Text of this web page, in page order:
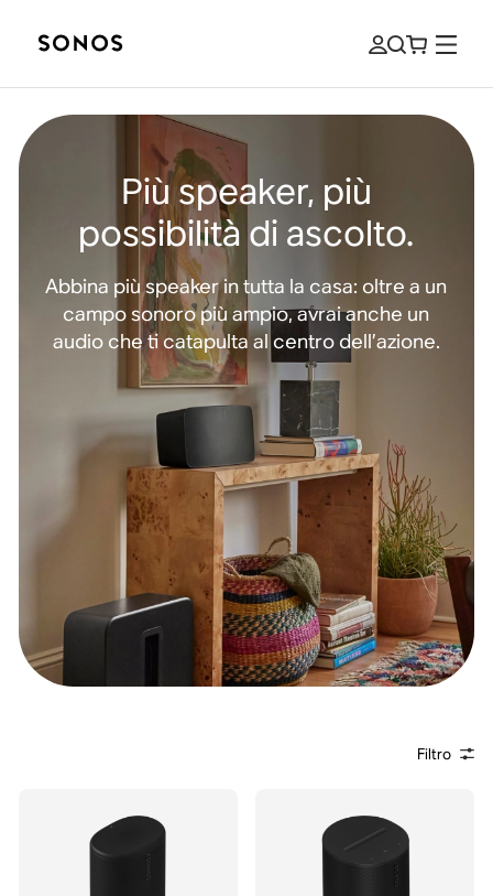
Più speaker, più
possibilità di ascolto.
Abbina più speaker in tutta la casa: oltre a un
campo sonoro più ampio, avrai anche un
audio che ti catapulta al centro dell’azione.
Filtro